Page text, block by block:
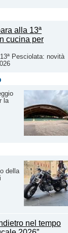
Pesciolata: novità
la
della